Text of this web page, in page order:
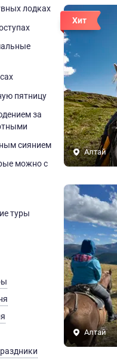
лодках
пятницу
за
сиянием
можно с
туры
Хит
Алтай
Алтай